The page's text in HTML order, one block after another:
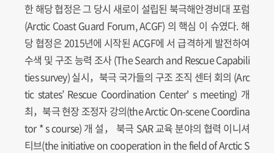
한 해당 협정은 그 당시 새로이 설립된 북극해안경비대 포럼
(Arctic Coast Guard Forum, ACGF) 의 핵심 이 슈였다. 해
당 협정은 2015년에 시작된 ACGF에 서 급격하게 발전하여
수색 및 구조 능력 조사 (The Search and Rescue Capabili
ties survey) 실시，북극 국가들의 구조 조직 센터 회의 (Arc
tic states’ Rescue Coordination Center' s meeting) 개
최，북극 현장 조정자 강의(the Arctic On-scene Coordina
tor * s course) 개 설， 북극 SAR 교육 분야의 협력 이니셔
티브(the initiative on cooperation in the field of Arctic S